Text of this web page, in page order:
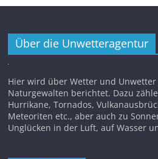
Über die Unwetteragentur
Hier wird über Wetter und
Naturgewalten berichtet. Dazu
Hurrikane, Tornados,
Meteoriten etc., aber auch zu
Unglücken in der Luft, auf Wasser